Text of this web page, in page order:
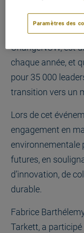
ChangeNOW, est
chaque année, et
pour 35 000
transition vers un
Lors de cet
engagement en
environnementale
futures, en
d’innovation, de
durable.
Fabrice
Tarkett, a
Paramètres des